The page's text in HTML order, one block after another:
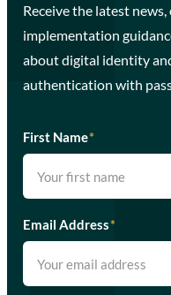
Receive the latest
implementation
about digital identity
authentication with
First Name*
Email Address*